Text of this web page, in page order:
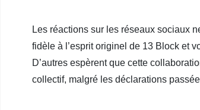
Les réactions sur les réseaux sociaux
fidèle à l’esprit originel de 13 Block et
D’autres espèrent que cette
collectif, malgré les déclarations